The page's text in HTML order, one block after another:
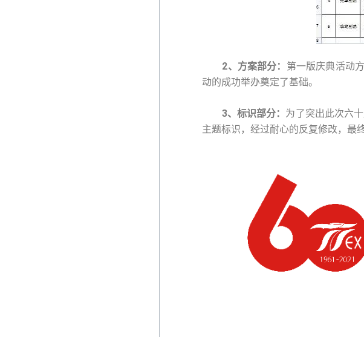
2、方案部分： 第一版庆典活动
动的成功举办奠定了基础。
3、标识部分： 为了突出此次六
主题标识，经过耐心的反复修改，最